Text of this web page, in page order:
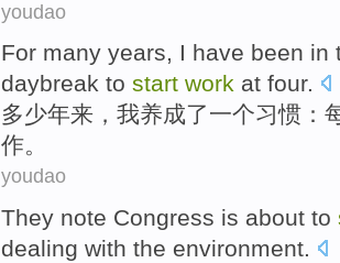
youdao
For many years, I have been in
daybreak to start work at four.
多少年来 ， 我养成了一个习惯 ：
作。
youdao
They note Congress is about to
dealing with the environment.